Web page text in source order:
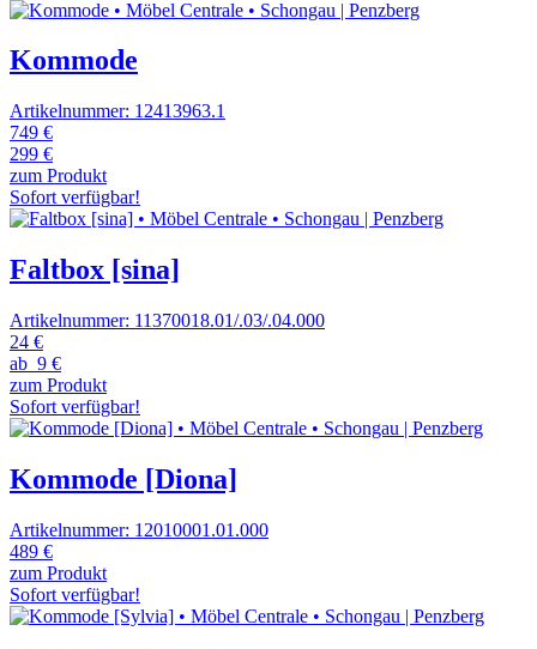
Kommode
Artikelnummer: 12413963.1
749 €
299 €
zum Produkt
Sofort verfügbar!
Faltbox [sina]
Artikelnummer: 11370018.01/.03/.04.000
24 €
ab 9 €
zum Produkt
Sofort verfügbar!
Kommode [Diona]
Artikelnummer: 12010001.01.000
489 €
zum Produkt
Sofort verfügbar!